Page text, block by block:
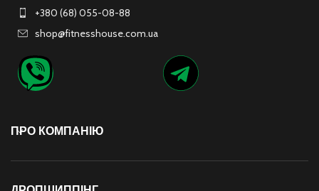
+380 (68) 055-08-88
shop@fitnesshouse.com.ua
ПРО КОМПАНІЮ